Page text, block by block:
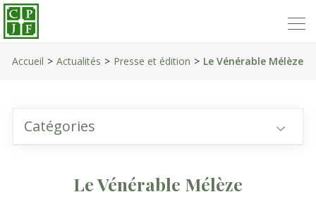
Accueil Actualités Presse et édition Le Vénérable Mélèze
Catégories
Le Vénérable Mélèze